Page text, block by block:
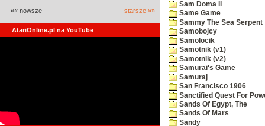
«« nowsze starsze »»
AtariOnline.pl na YouTube
Sam Doma II
Same Game
Sammy The Sea Serpent
Samobojcy
Samolocik
Samotnik (v1)
Samotnik (v2)
Samurai's Game
Samuraj
San Francisco 1906
Sanctified Quest For
Sands Of Egypt, The
Sands Of Mars
Sandy